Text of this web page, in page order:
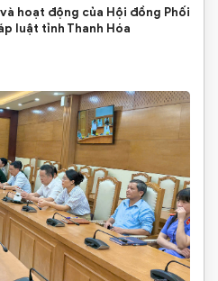
hoạt động của Hội đồng Phối
luật tỉnh Thanh Hóa